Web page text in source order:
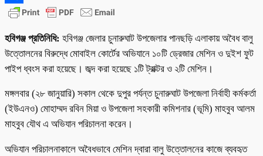
Share
হবিগঞ্জ প্রতিনিধি: হবিগঞ্জ জেলার চুনারুঘাট উপজেলার পানছড়ি এলাকায় অবৈধ বালু
উত্তোলনের বিরুদ্ধে মোবাইল কোর্টের অভিযানে ১০টি ড্রেজার মেশিন ও দুইশ ফুট
পাইপ ধ্বংস করা হয়েছে। জব্দ করা হয়েছে ১টি ট্রাক্টর ও ২টি মেশিন।
মঙ্গলবার (২৮ জানুয়ারি) সকাল থেকে দুপুর পর্যন্ত চুনারুঘাট উপজেলা নির্বাহী কর্মকর্তা
(ইউএনও) মোহাম্মদ রবিন মিয়া ও উপজেলা সহকারী কমিশনার (ভূমি) মাহবুব আলম
মাহবুব যৌথ এ অভিযান পরিচালনা করেন।
অভিযান পরিচালনাকালে অবৈধভাবে মেশিন দ্বারা বালু উত্তোলনের কাজে ব্যবহৃত